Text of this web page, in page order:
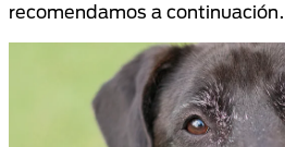
recomendamos a continuación.